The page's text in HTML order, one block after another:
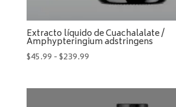
Extracto líquido de Cuachalalate /
Amphypteringium adstringens
$45.99 -$239.99Rango